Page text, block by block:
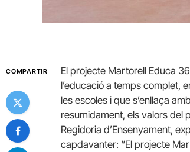
COMPARTIR
El projecte Martorell Educa
l’educació a temps complet,
les escoles i que s’enllaça
resumidament, els valors del
Regidoria d’Ensenyament,
capdavanter: “El projecte